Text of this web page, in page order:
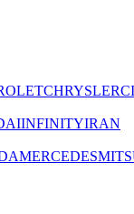
CHRYSLER
INFINITYIRAN
MERCEDES